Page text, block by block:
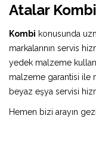
Atalar
Kombi konusunda
markalarının servis
yedek malzeme
malzeme garantisi ile
beyaz eşya servisi
Hemen bizi arayın